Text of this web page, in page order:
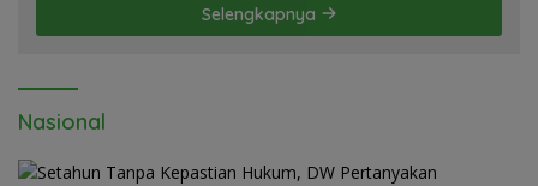
Selengkapnya
Nasional